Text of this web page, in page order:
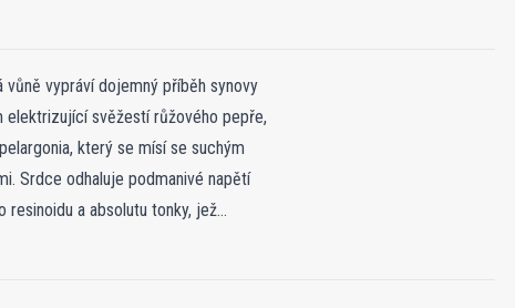
vypráví dojemný příběh synovy
elektrizující svěžestí růžového pepře,
který se mísí se suchým
Srdce odhaluje podmanivé napětí
a absolutu tonky, jež